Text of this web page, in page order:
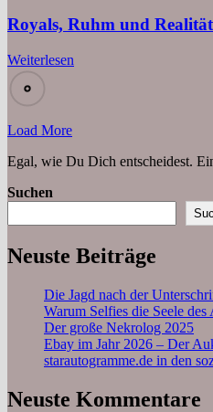
Royals, Ruhm und
Weiterlesen
Load More
Egal, wie Du Dich entscheidest.
Suchen
Neuste Beiträge
Die Jagd nach der
Warum Selfies die Seele
Der große Nekrolog 2025
Ebay im Jahr 2026 – Der
starautogramme.de in den
Neuste Kommentare